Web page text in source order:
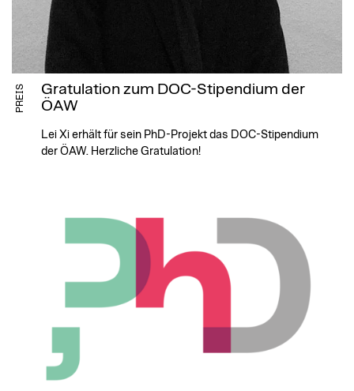
PREIS
Gratulation zum DOC-Stipendium der
ÖAW
Lei Xi erhält für sein PhD-Projekt das DOC-Stipendium
der ÖAW. Herzliche Gratulation!